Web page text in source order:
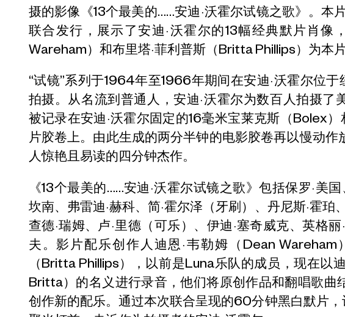
摄的影像《13个最美的……安迪·沃霍尔试镜之歌》。本
联合发行，展示了安迪·沃霍尔的13幅经典默片肖像
Wareham）和布里塔·菲利普斯（Britta Phillips）为本
“试镜”系列于1964年至1966年期间在安迪·沃霍尔位于
拍摄。从名流到普通人，安迪·沃霍尔为数百人拍摄了
被记录在安迪·沃霍尔固定的16毫米宝莱克斯（Bolex
片胶卷上。由此生成的两分半钟的电影胶卷再以慢动作
人惊艳且易读的四分钟杰作。
《13个最美的……安迪·沃霍尔试镜之歌》包括保罗·美
坎南、弗雷迪·赫科、简·霍尔泽（牙刷）、丹尼斯·霍珀
查德·瑞姆、卢·里德（可乐）、伊迪·塞奇威克、英格丽
夫。影片配乐创作人迪恩·韦勒姆（Dean Wareham
（Britta Phillips），以前是Luna乐队的成员，现在以
Britta）的名义进行录音，他们将原创作品和翻唱歌曲
创作新的配乐。通过本次联合呈现的60分钟黑白默片，